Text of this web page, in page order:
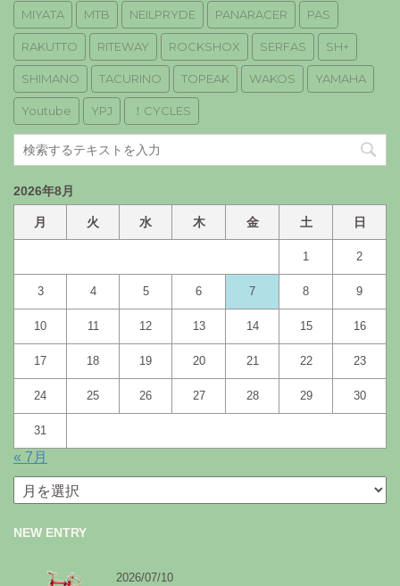
MIYATA MTB NEILPRYDE PANARACER PAS
RAKUTTO RITEWAY ROCKSHOX SERFAS SH+
SHIMANO TACURINO TOPEAK WAKOS YAMAHA
Youtube YPJ ！CYCLES
2026年8月
月 火 水 木 金 土 日
1 2
3 4 5 6 7 8 9
10 11 12 13 14 15 16
17 18 19 20 21 22 23
24 25 26 27 28 29 30
31
« 7月
月
別
ー
NEW ENTRY
2026/07/10